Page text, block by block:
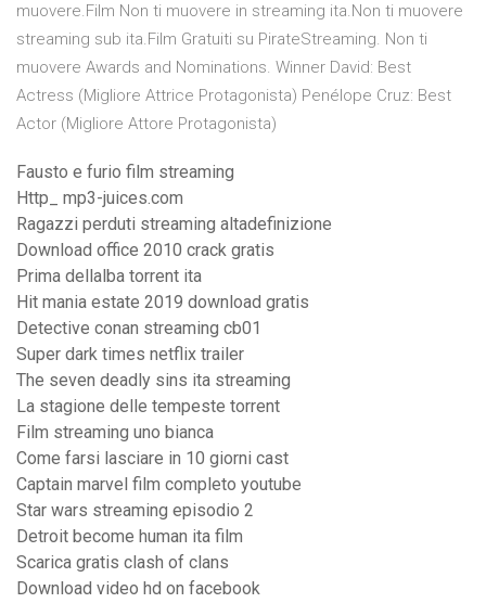
muovere.Film Non ti muovere in streaming ita.Non ti muovere
streaming sub ita.Film Gratuiti su PirateStreaming. Non ti
muovere Awards and Nominations. Winner David: Best
Actress (Migliore Attrice Protagonista) Penélope Cruz: Best
Actor (Migliore Attore Protagonista)
Fausto e furio film streaming
Http_ mp3-juices.com
Ragazzi perduti streaming altadefinizione
Download office 2010 crack gratis
Prima dellalba torrent ita
Hit mania estate 2019 download gratis
Detective conan streaming cb01
Super dark times netflix trailer
The seven deadly sins ita streaming
La stagione delle tempeste torrent
Film streaming uno bianca
Come farsi lasciare in 10 giorni cast
Captain marvel film completo youtube
Star wars streaming episodio 2
Detroit become human ita film
Scarica gratis clash of clans
Download video hd on facebook